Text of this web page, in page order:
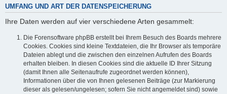
UMFANG UND ART DER DATENSPEICHERUNG
Ihre Daten werden auf vier verschiedene Arten gesammelt:
Die Forensoftware phpBB erstellt bei Ihrem Besuch des Boards mehrere
Cookies. Cookies sind kleine Textdateien, die Ihr Browser als temporäre
Dateien ablegt und die zwischen den einzelnen Aufrufen des Boards
erhalten bleiben. In diesen Cookies sind die aktuelle ID Ihrer Sitzung
(damit Ihnen alle Seitenaufrufe zugeordnet werden können),
Informationen über die von Ihnen gelesenen Beiträge (zur Markierung
dieser als gelesen/ungelesen; sofern Sie nicht angemeldet sind) sowie